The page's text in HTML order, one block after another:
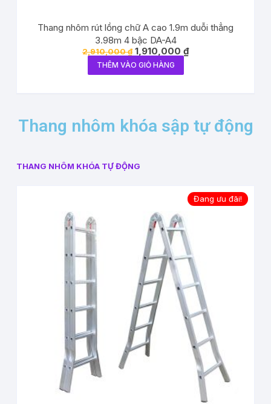
Thang nhôm rút lồng chữ A cao 1.9m duỗi thẳng
3.98m 4 bậc DA-A4
2,910,000₫ 1,910,000 ₫
THÊM VÀO GIỎ HÀNG
Thang nhôm khóa sập tự động
THANG NHÔM KHÓA TỰ ĐỘNG
Đang ưu đãi!